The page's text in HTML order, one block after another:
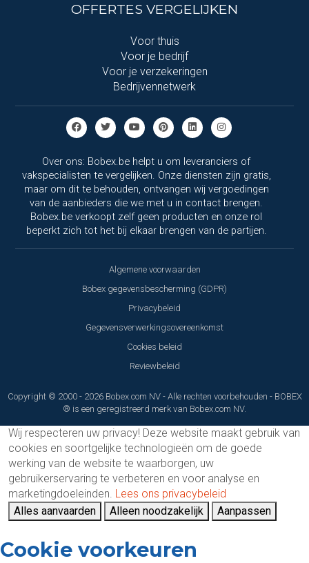
OFFERTES VERGELIJKEN
Voor thuis
Voor je bedrijf
Voor je verzekeringen
Bedrijvennetwerk
Over ons: Bobex.be helpt u om leveranciers of
vakspecialisten te vergelijken. Onze diensten zijn gratis,
maar om dit te behouden, ontvangen wij vergoedingen
van de aanbieders die we met u in contact brengen.
Bobex.be verkoopt zelf geen producten en onze rol
beperkt zich tot het bij elkaar brengen van de partijen.
Algemene voorwaarden
Bobex gegevensbescherming (GDPR)
Privacybeleid
Gegevensverwerkingsovereenkomst
Cookies beleid
Reviewbeleid
Copyright © 2000 - 2026 Bobex.com NV - Alle rechten voorbehouden - BOBEX
® is een geregistreerd merk van Bobex.com NV.
Wij respecteren uw privacy! Deze website maakt gebruik van
cookies en soortgelijke technologieën om de goede
werking van de website te waarborgen, uw
gebruikerservaring te verbeteren en voor analyse en
marketingdoeleinden. Lees ons privacybeleid
Alles aanvaarden
Alleen noodzakelijk Aanpassen
Cookie voorkeuren